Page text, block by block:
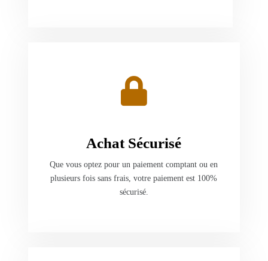
Achat Sécurisé
Que vous optez pour un paiement comptant ou en
plusieurs fois sans frais, votre paiement est 100%
sécurisé.